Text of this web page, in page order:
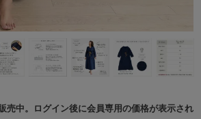
売中。ログイン後に会員専用の価格が表示され